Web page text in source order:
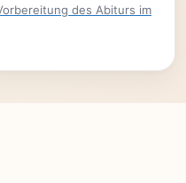
des Abiturs im